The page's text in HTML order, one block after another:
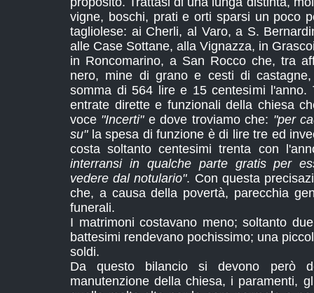
vigne, boschi, prati e orti sparsi un poco
tagliolese: ai Cherli, al Varo, a S.
alle Case Sottane, alla Vignazza, in
in Roncomarino, a San Rocco che, tra
nero, mine di grano e cesti di
somma di 564 lire e 15 centesimi l'anno.
entrate dirette e funzionali della chiesa
voce "Incerti"e dove troviamo che: "per
su"la spesa di funzione è di lire tre ed
costa soltanto centesimi trenta con
interransi in qualche parte gratis per
vedere dal notulario". Con questa
che, a causa della povertà, parecchia
funerali.
I matrimoni costavano meno; soltanto
battesimi rendevano pochissimo; una
soldi.
Da questo bilancio si devono però
manutenzione della chiesa, i paramenti,